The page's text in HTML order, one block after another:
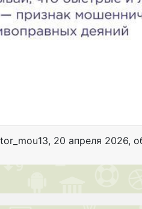
, 20 апреля 2026,